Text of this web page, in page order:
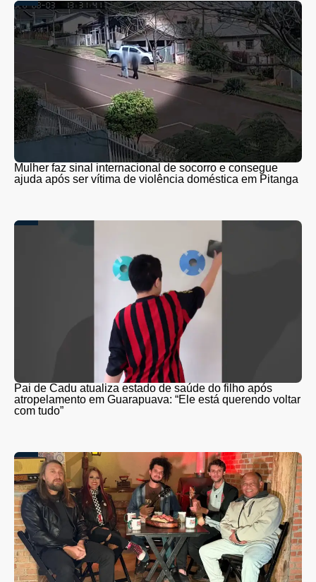
Mulher faz sinal internacional de socorro e consegue
ajuda após ser vítima de violência doméstica em Pitanga
Pai de Cadu atualiza estado de saúde do filho após
atropelamento em Guarapuava: “Ele está querendo voltar
com tudo”